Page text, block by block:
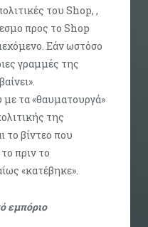
του Shop, ,
προς το Shop
Εάν ωστόσο
γραμμές της
με τα «θαυματουργά»
της
το βίντεο που
πριν το
«κατέβηκε».
εμπόριο